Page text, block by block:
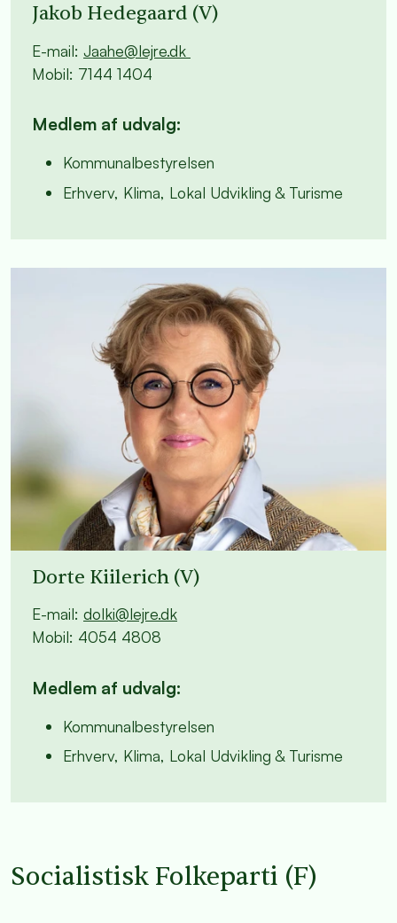
Jakob Hedegaard (V)
E-mail: Jaahe@lejre.dk
Mobil: 7144 1404
Medlem af udvalg:
Kommunalbestyrelsen
Erhverv, Klima, Lokal Udvikling & Turisme
Dorte Kiilerich (V)
E-mail: dolki@lejre.dk
Mobil: 4054 4808
Medlem af udvalg:
Kommunalbestyrelsen
Erhverv, Klima, Lokal Udvikling & Turisme
Socialistisk Folkeparti (F)